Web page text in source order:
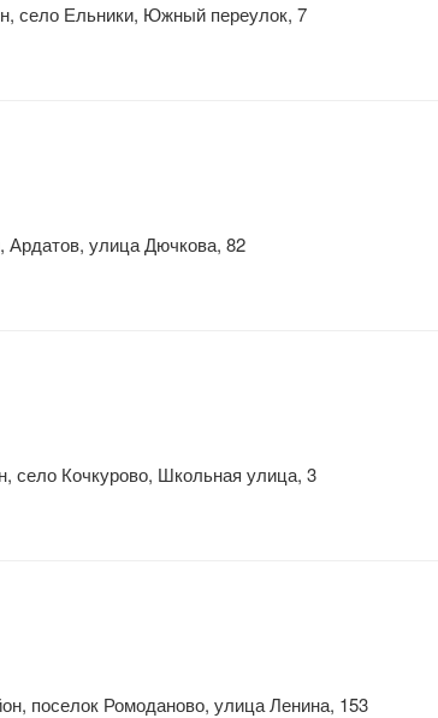
село Ельники, Южный переулок, 7
Ардатов, улица Дючкова, 82
село Кочкурово, Школьная улица, 3
поселок Ромоданово, улица Ленина, 153